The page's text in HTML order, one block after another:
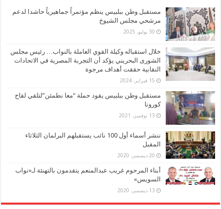
مستقبل وطن ببلبيس ينظم مؤتمراً جماهيرياً حاشدا لدعم
مرشحي مجلس الشيوخ
30 يوليو، 2025
خلال استقباله وكيلة القوي العاملة بالنواب… رئيس مجلس
الشورى البحريني يؤكد أن التجربة المصرية في الاتحادات
النقابية حققت أهداف مرجوة
15 فبراير، 2024
مستقبل وطن ببلبيس يقود حملة “معا نطمئن”لتلقي لقاح
كورونا
13 نوفمبر، 2021
ننشر أسماء أول 100 نائب يستقبلهم البرلمان الثلاثاء
المقبل
20 ديسمبر، 2020
أبناء المرحوم غريب عبدالمنعم يتقدمون بالتهنئة لـ«نواب
السويس»
13 ديسمبر، 2020